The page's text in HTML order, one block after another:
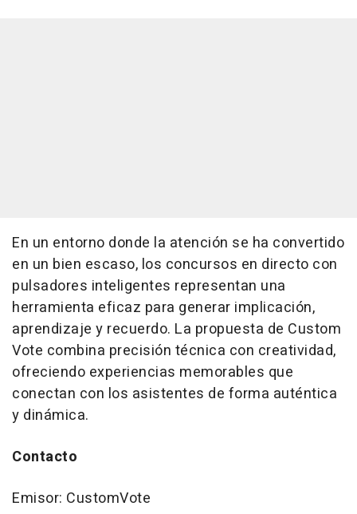
En un entorno donde la atención se ha convertido
en un bien escaso, los concursos en directo con
pulsadores inteligentes representan una
herramienta eficaz para generar implicación,
aprendizaje y recuerdo. La propuesta de Custom
Vote combina precisión técnica con creatividad,
ofreciendo experiencias memorables que
conectan con los asistentes de forma auténtica
y dinámica.
Contacto
Emisor: CustomVote